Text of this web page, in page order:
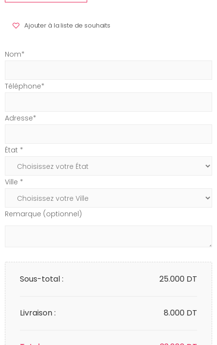
Ajouter à la liste de souhaits
Nom*
Téléphone*
Adresse*
État *
Ville *
Remarque (optionnel)
Sous-total : 25.000 DT
Livraison : 8.000 DT